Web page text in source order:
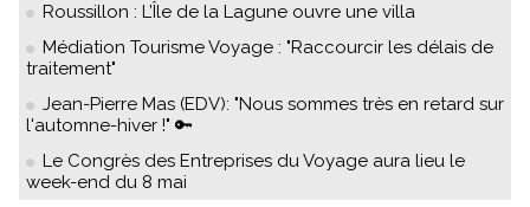
Roussillon : L’Île de la Lagune ouvre une villa
Médiation Tourisme Voyage : "Raccourcir les délais de
traitement"
Jean-Pierre Mas (EDV): "Nous sommes très en retard sur
l'automne-hiver !" 🔑
Le Congrès des Entreprises du Voyage aura lieu le
week-end du 8 mai